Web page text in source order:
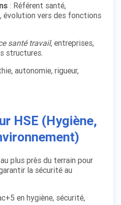
: Référent santé,
évolution vers des fonctions
santé travail, entreprises,
structures.
autonomie, rigueur,
HSE (Hygiène,
plus près du terrain pour
la sécurité au
en hygiène, sécurité,